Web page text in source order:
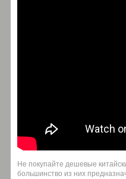
Не покупайте дешевые
большинство из них